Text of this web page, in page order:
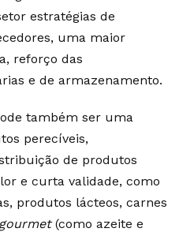
estratégias de
uma maior
reforço das
e de armazenamento.
também ser uma
perecíveis,
de produtos
e curta validade, como
produtos lácteos, carnes
gourmet(como azeite e